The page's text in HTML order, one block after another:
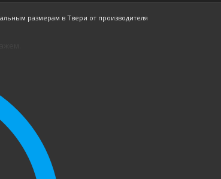
размерам в Твери от производителя